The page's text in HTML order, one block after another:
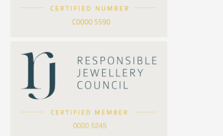
公司名稱
聯絡電話
方假繩鏈系列